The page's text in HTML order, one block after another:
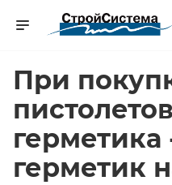
При
герметика
герметик